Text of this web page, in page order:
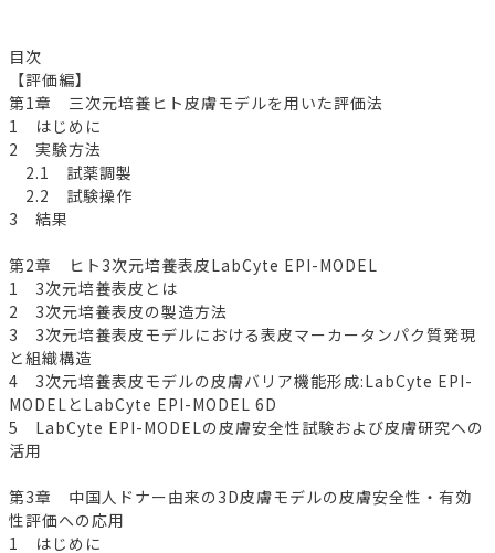
目次
【評価編】
第1章 三次元培養ヒト皮膚モデルを用いた評価法
1 はじめに
2 実験方法
2.1 試薬調製
2.2 試験操作
3 結果
第2章 ヒト3次元培養表皮LabCyte EPI-MODEL
1 3次元培養表皮とは
2 3次元培養表皮の製造方法
3 3次元培養表皮モデルにおける表皮マーカータンパク質発現
と組織構造
4 3次元培養表皮モデルの皮膚バリア機能形成:LabCyte EPI-
MODELとLabCyte EPI-MODEL 6D
5 LabCyte EPI-MODELの皮膚安全性試験および皮膚研究への
活用
第3章 中国人ドナー由来の3D皮膚モデルの皮膚安全性・有効
性評価への応用
1 はじめに